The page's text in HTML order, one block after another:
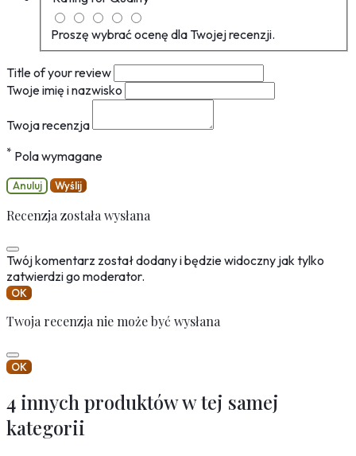
Proszę wybrać ocenę dla Twojej recenzji.
Title of your review
Twoje imię i nazwisko
Twoja recenzja
* Pola wymagane
Anuluj Wyślij
Recenzja została wysłana
Twój komentarz został dodany i będzie widoczny jak tylko
zatwierdzi go moderator.
OK
Twoja recenzja nie może być wysłana
OK
4 innych produktów w tej samej
kategorii